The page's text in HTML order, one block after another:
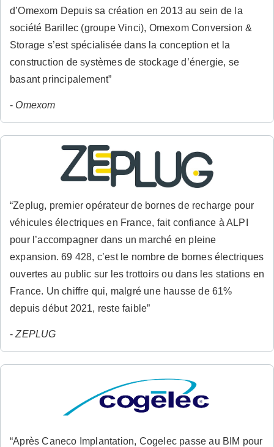
d’Omexom Depuis sa création en 2013 au sein de la
société Barillec (groupe Vinci), Omexom Conversion &
Storage s’est spécialisée dans la conception et la
construction de systèmes de stockage d’énergie, se
basant principalement”
- Omexom
“Zeplug, premier opérateur de bornes de recharge pour
véhicules électriques en France, fait confiance à ALPI
pour l’accompagner dans un marché en pleine
expansion. 69 428, c’est le nombre de bornes électriques
ouvertes au public sur les trottoirs ou dans les stations en
France. Un chiffre qui, malgré une hausse de 61%
depuis début 2021, reste faible”
-ZEPLUG
“Après Caneco Implantation, Cogelec passe au BIM pour